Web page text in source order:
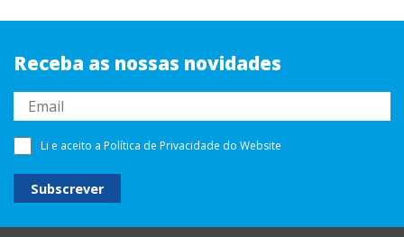
Receba as nossas novidades
Li e aceito a Política de Privacidade do Website